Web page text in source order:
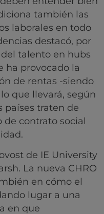
también las
laborales en todo
destacó, por
talento en hubs
ha provocado la
de rentas -siendo
que llevará, según
países traten de
contrato social
de IE University
La nueva CHRO
en cómo el
lugar a una
en que